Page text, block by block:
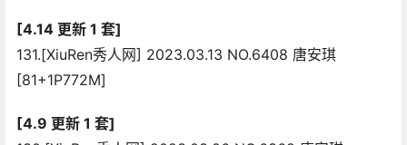
[4.14 更新 1 套]
131.[XiuRen秀人网] 2023.03.13 NO.6408 唐安琪
[81+1P772M]
[4.9 更新 1 套]